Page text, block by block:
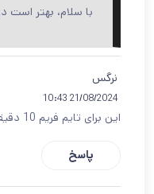
با سلام، بهتر است در 1 دقیقه معامله
نرگس
21/08/2024 10:43
این برای تایم فریم 10 دقیقه خوبه ؟
پاسخ